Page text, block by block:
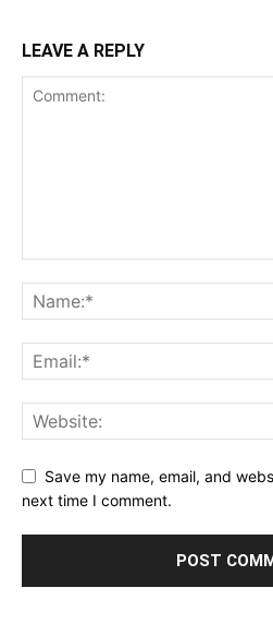
LEAVE A REPLY
Save my name, email, and
next time I comment.